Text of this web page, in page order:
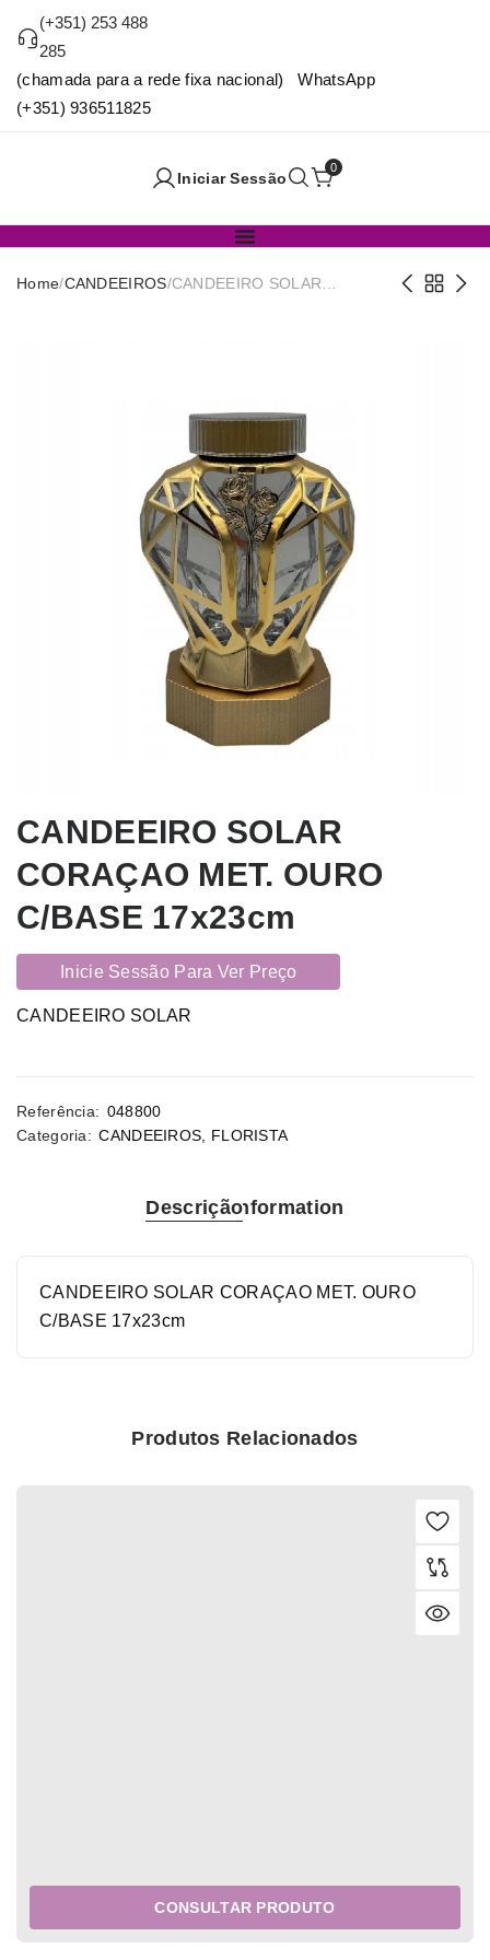
(+351) 253 488
285
(chamada para a rede fixa nacional) WhatsApp
(+351) 936511825
Iniciar Sessão
0
Home/CANDEEIROS/CANDEEIRO SOLAR
CANDEEIRO SOLAR
CORAÇAO MET. OURO
C/BASE 17x23cm
Inicie Sessão Para Ver Preço
CANDEEIRO SOLAR
Referência: 048800
Categoria: CANDEEIROS FLORISTA
DescriçãoInformation
CANDEEIRO SOLAR CORAÇAO MET. OURO
C/BASE 17x23cm
Produtos Relacionados
CONSULTAR PRODUTO